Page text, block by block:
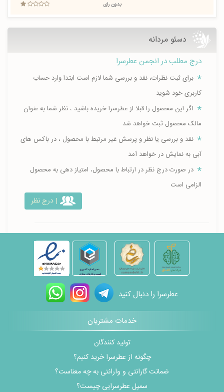
بدون رای
دسئو مردانه
درج مطلب در انجمن عطرسرا
برای ثبت نظرات، نقد و بررسی شما لازم است ابتدا وارد حساب
کاربری خود شوید
اگر این محصول را قبلا از عطرسرا خریده باشید ، نظر شما به عنوان
مالک محصول ثبت خواهد شد
نقد و بررسی یا نظر و پرسش غیر مرتبط با محصول ، در باکس های
آبی به نمایش در خواهد آمد
در صورت درج نظر در ارتباط با محصول، امتیاز دهی به محصول
الزامی است
| درج نظر
عطرسرا را دنبال کنید
خدمات مشتریان
تولید کنندگان
چگونه از عطرسرا خرید کنیم؟
ضمانت گارانتی و وارانتی به چه معناست؟
سمپل عطرسرایی چیست؟